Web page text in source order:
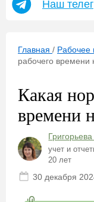
Наш
Главная / Рабочее
рабочего времени
Какая
времени
учет и
20 лет
30 декабря